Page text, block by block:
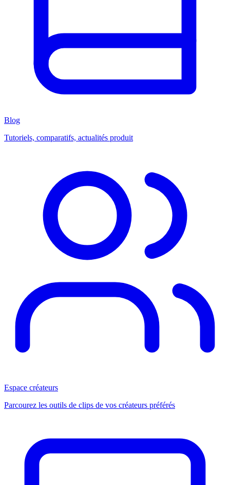
Blog
Tutoriels, comparatifs, actualités produit
Espace créateurs
Parcourez les outils de clips de vos créateurs préférés